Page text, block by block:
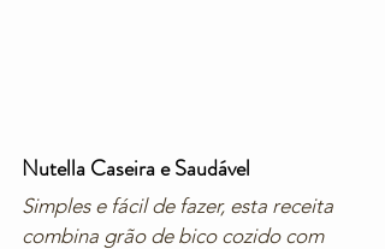
Nutella Caseira e Saudável
Simples e fácil de fazer, esta receita
combina grão de bico cozido com